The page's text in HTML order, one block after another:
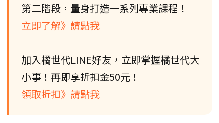
第二階段，量身打造一系列專業課程！
立即了解》請點我
加入橘世代LINE好友，立即掌握橘世代大
小事！再即享折扣金50元！
領取折扣》請點我